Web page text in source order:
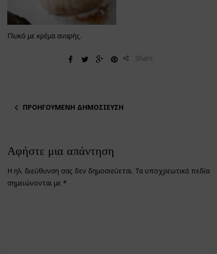
Γλυκό με κρέμα αναρής.
Share
ΠΡΟΗΓΟΎΜΕΝΗ ΔΗΜΟΣΊΕΥΣΗ
Αφήστε μια απάντηση
Η ηλ. διεύθυνση σας δεν δημοσιεύεται. Τα υποχρεωτικά πεδία
σημειώνονται με *